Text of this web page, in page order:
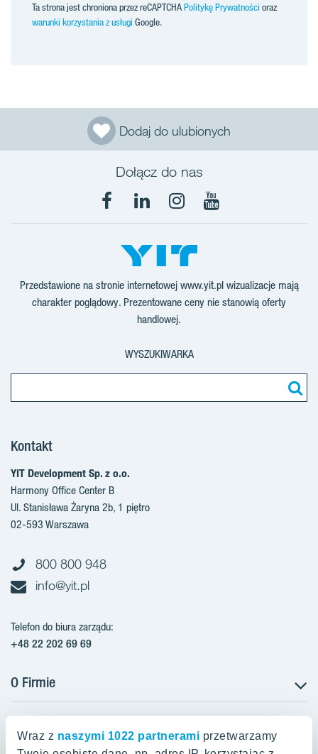
Wraz z naszymi 1022 partnerami przetwarzamy
Dodaj do ulubionych
Ta strona jest chroniona przez reCAPTCHAPolitykę Prywatności oraz
warunki korzystania z usługi Google.
Dołącz do nas
Facebook
LinkedInInstagram
YouTube
Przedstawione na stronie internetowej www.yit.pl wizualizacje mają
charakter poglądowy. Prezentowane ceny nie stanowią oferty
handlowej.
WYSZUKIWARKA
Kontakt
YIT Development Sp. z o.o.
Harmony Office Center B
Ul. Stanisława Żaryna 2b, 1 piętro
02-593 Warszawa
800 800 948
info@yit.pl
Telefon do biura zarządu:
+48 22 202 69 69
O Firmie
Projekty w przygotowaniu
Projekty zrealizowane
Projekty w Polsce